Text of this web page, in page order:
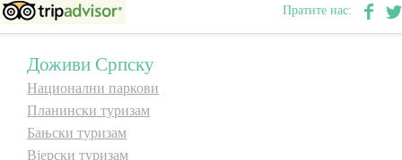
Омладински туризам
Дестинације
Списак дестинација
Пратите нас:
Доживи Српску
Национални паркови
Планински туризам
Бањски туризам
Вјерски туризам
Омладински туризам
Дестинације
Списак дестинација